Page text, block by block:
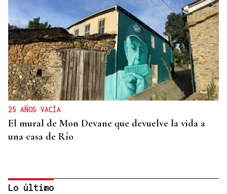
25 AÑOS VACÍA
El mural de Mon Devane que devuelve la vida a
una casa de Río
Lo último